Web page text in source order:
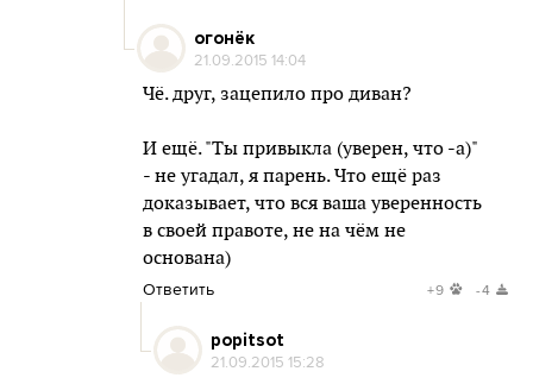
огонёк
21.09.2015 14:04
Чё. друг, зацепило про диван?
И ещё. "Ты привыкла (уверен, что -а)"
- не угадал, я парень. Что ещё раз
доказывает, что вся ваша уверенность
в своей правоте, не на чём не
основана)
Ответить +9 -4
popitsot
21.09.2015 15:28